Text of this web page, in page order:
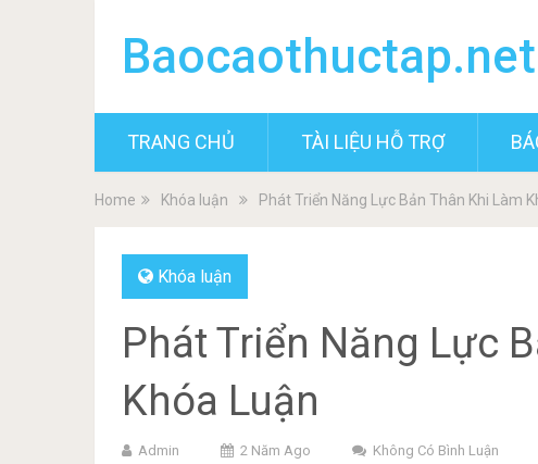
Baocaothuctap.net
TRANG CHỦ TÀI LIỆU HỖ TRỢ
Home Khóa luận Phát Triển Năng Lực Bản Thân Khi Làm
Khóa luận
Phát Triển Năng Lực
Khóa Luận
Admin 2 Năm Ago Không Có Bình Luận